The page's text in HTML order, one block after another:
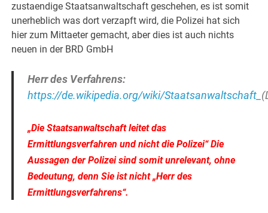
zustaendige Staatsanwaltschaft geschehen, es ist somit
unerheblich was dort verzapft wird, die Polizei hat sich
hier zum Mittaeter gemacht, aber dies ist auch nichts
neuen in der BRD GmbH
Herr des Verfahrens:
https://de.wikipedia.org/wiki/Staatsanwaltschaft_
„Die Staatsanwaltschaft leitet das
Ermittlungsverfahren und nicht die Polizei“ Die
Aussagen der Polizei sind somit unrelevant, ohne
Bedeutung, denn Sie ist nicht „Herr des
Ermittlungsverfahrens“.